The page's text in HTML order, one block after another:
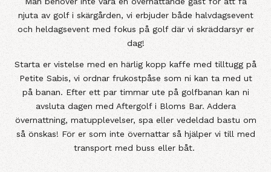
njuta av golf i skärgården, vi erbjuder både halvdagsevent
och heldagsevent med fokus på golf där vi skräddarsyr er
dag!
Starta er vistelse med en härlig kopp kaffe med tilltugg på
Petite Sabis, vi ordnar frukostpåse som ni kan ta med ut
på banan. Efter ett par timmar ute på golfbanan kan ni
avsluta dagen med Aftergolf i Bloms Bar. Addera
övernattning, matupplevelser, spa eller vedeldad bastu om
så önskas! För er som inte övernattar så hjälper vi till med
transport med buss eller båt.